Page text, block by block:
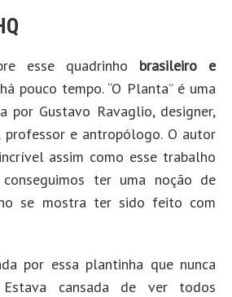
esse quadrinho brasileiro e
pouco tempo. “O Planta” é uma
por Gustavo Ravaglio, designer,
professor e antropólogo. O autor
assim como esse trabalho
ter uma noção de
se mostra ter sido feito com
por essa plantinha que nunca
cansada de ver todos